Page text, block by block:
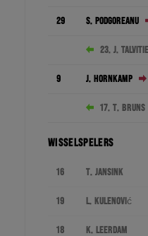
29 S. Podgoreanu
23. J.
9 J. Hornkamp
17. T. Bruns
WISSELSPELERS
16 T. Jansink
19 L. Kulenović
18 K. Leerdam